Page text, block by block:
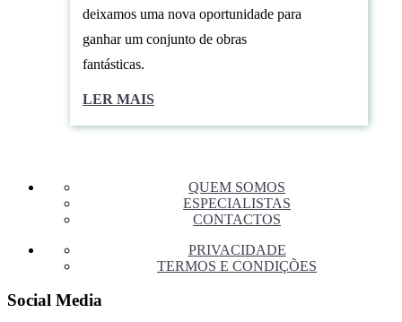
deixamos uma nova oportunidade para
ganhar um conjunto de obras
fantásticas.
LER MAIS
QUEM SOMOS
ESPECIALISTAS
CONTACTOS
PRIVACIDADE
TERMOS E CONDIÇÕES
Social Media